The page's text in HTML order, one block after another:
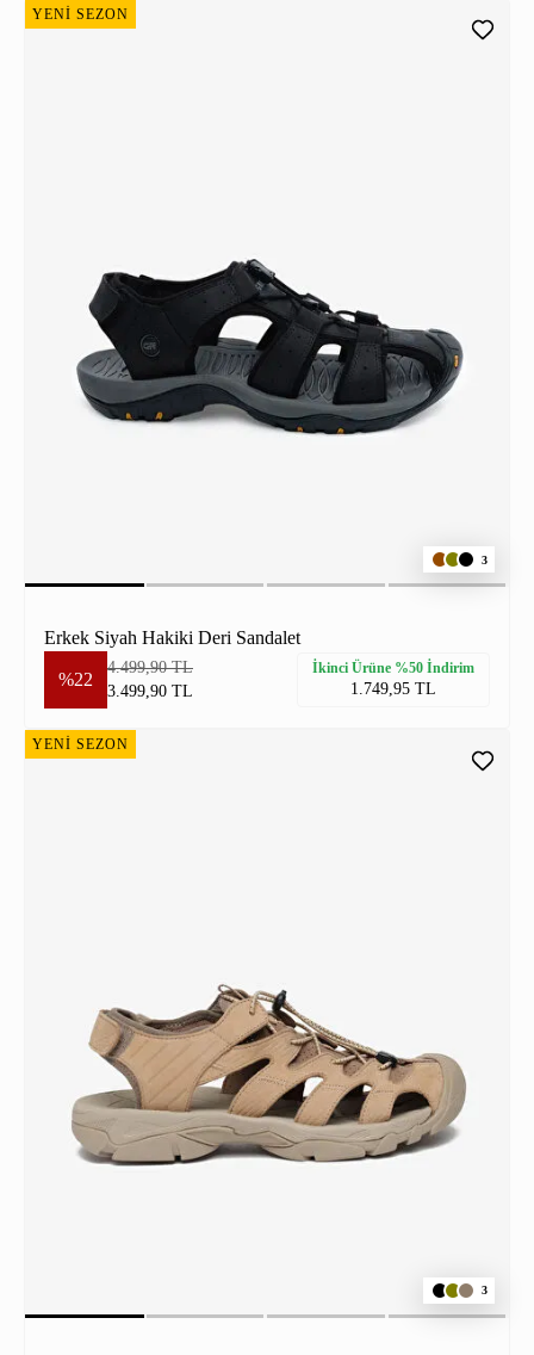
YENİ SEZON
3
Erkek Siyah Hakiki Deri Sandalet
%22
4.499,90 TL
3.499,90 TL
İkinci Ürüne %50 İndirim
1.749,95 TL
YENİ SEZON
3